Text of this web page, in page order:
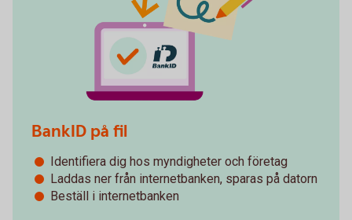
BankID på fil
Identifiera dig hos myndigheter och företag
Laddas ner från internetbanken, sparas på datorn
Beställ i internetbanken